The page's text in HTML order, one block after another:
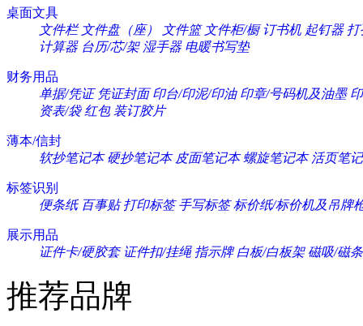
桌面文具
文件栏 文件盘（座） 文件篮 文件柜/橱 订书机 起钉器 打
计算器 台历/芯/架 湿手器 电暖书写垫
财务用品
单据/凭证 凭证封面 印台/印泥/印油 印章/号码机及油墨
资表/袋 红包 装订胶片
薄本/信封
软抄笔记本 硬抄笔记本 皮面笔记本 螺旋笔记本 活页笔
标签识别
便条纸 百事贴 打印标签 手写标签 标价纸/标价机及吊牌
展示用品
证件卡/硬胶套 证件扣/挂绳 指示牌 白板/白板架 磁吸/磁条
推荐品牌